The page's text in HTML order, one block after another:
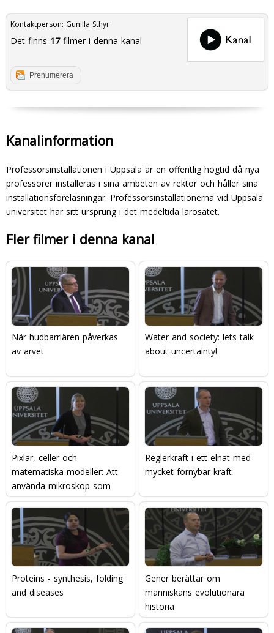
Kontaktperson: Gunilla Sthyr
Det finns 17filmer i denna kanal
Prenumerera
Kanalinformation
Professorsinstallationen i Uppsala är en offentlig högtid då nya
professorer installeras i sina ämbeten av rektor och håller sina
installationsföreläsningar. Professorsinstallationerna vid Uppsala
universitet har sitt ursprung i det medeltida lärosätet.
Fler filmer i denna kanal
När hudbarriären påverkas
av arvet
Water and society: lets talk
about uncertainty!
Pixlar, celler och
matematiska modeller: Att
använda mikroskop som
mätinstrument
Reglerkraft i ett elnät med
mycket förnybar kraft
Proteins - synthesis, folding
and diseases
Gener berättar om
människans evolutionära
historia